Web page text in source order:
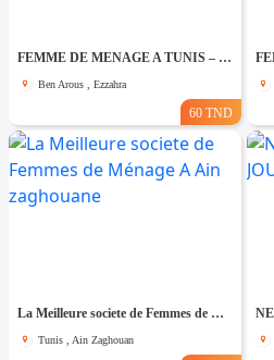
FEMME DE MENAGE A TUNIS – PAR JOUR A Ezzahra
Ben Arous , Ezzahra
60 TND
La Meilleure societe de Femmes de Ménage A Ain zaghouane
Tunis , Ain Zaghouan